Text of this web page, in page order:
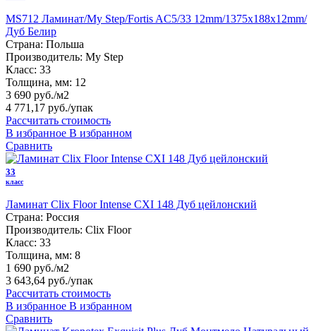
MS712 Ламинат/My Step/Fortis AC5/33 12mm/1375x188x12mm/
Дуб Белир
Страна: Польша
Производитель: My Step
Класс: 33
Толщина, мм: 12
3 690 руб./м2
4 771,17 руб./упак
Рассчитать стоимость
В избранное В избранном
Сравнить
33
класс
Ламинат Clix Floor Intense CXI 148 Дуб цейлонский
Страна: Россия
Производитель: Clix Floor
Класс: 33
Толщина, мм: 8
1 690 руб./м2
3 643,64 руб./упак
Рассчитать стоимость
В избранное В избранном
Сравнить